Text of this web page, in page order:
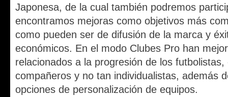
Japonesa, de la cual también podremos
encontramos mejoras como objetivos más
como pueden ser de difusión de la marca y
económicos. En el modo Clubes Pro han
relacionados a la progresión de los
compañeros y no tan individualistas, además
opciones de personalización de equipos.